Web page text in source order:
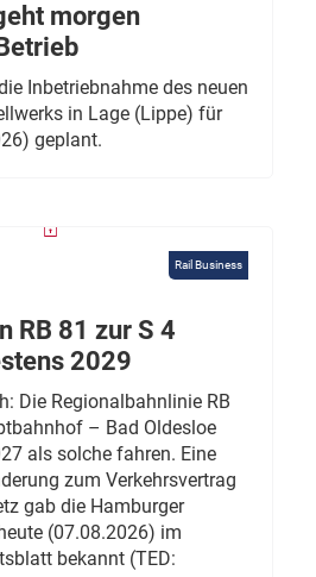
morgen
Inbetriebnahme des neuen
in Lage (Lippe) für
geplant.
Rail Business
RB 81 zur S 4
2029
Die Regionalbahnlinie RB
– Bad Oldesloe
als solche fahren. Eine
zum Verkehrsvertrag
gab die Hamburger
(07.08.2026) im
bekannt (TED: